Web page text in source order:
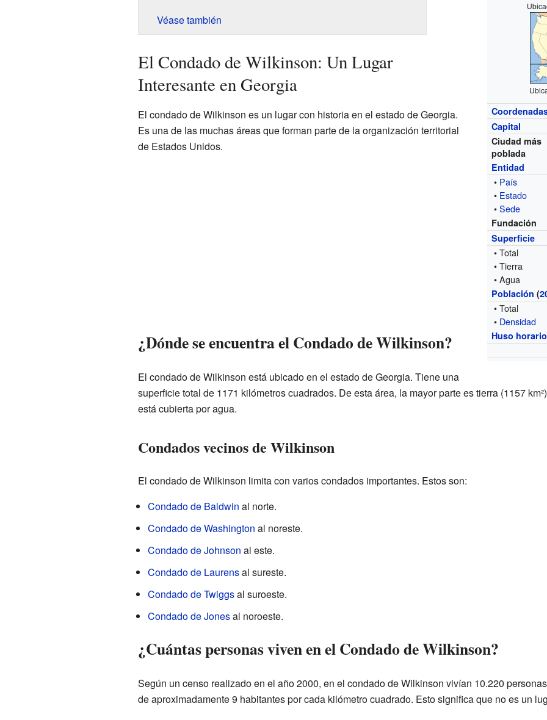
Capital
Ciudad más
poblada
Entidad
• País
• Estado
•Sede
Fundación
Superficie
• Total
• Tierra
• Agua
Población (
• Total
• Densidad
Huso horario
Véase también
El Condado de Wilkinson: Un Lugar
Interesante en Georgia
El condado de Wilkinson es un lugar con historia en el estado de Georgia.
Es una de las muchas áreas que forman parte de la organización territorial
de Estados Unidos.
¿Dónde se encuentra el Condado de Wilkinson?
El condado de Wilkinson está ubicado en el estado de Georgia. Tiene una
superficie total de 1171 kilómetros cuadrados. De esta área, la mayor parte es tierra (1157
está cubierta por agua.
Condados vecinos de Wilkinson
El condado de Wilkinson limita con varios condados importantes. Estos son:
Condado de Baldwin al norte.
Condado de Washington al noreste.
Condado de Johnson al este.
Condado de Laurensal sureste.
Condado de Twiggsal suroeste.
Condado de Jonesal noroeste.
¿Cuántas personas viven en el Condado de Wilkinson?
Según un censo realizado en el año 2000, en el condado de Wilkinson vivían 10.220
de aproximadamente 9 habitantes por cada kilómetro cuadrado. Esto significa que no es un